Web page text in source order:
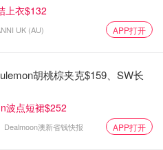
的话题！粽子吃甜的还是咸
节吃饺子还是汤圆......
个体差异，大家娱乐娱乐就
迎在评论区里讨论！
上衣$132
UK (AU) APP打开
胡桃棕夹克$159、SW长
波点短裙$252
Dealmoon澳新省钱快报 APP打开